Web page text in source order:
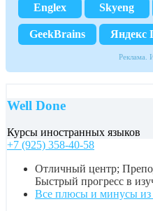
Englex Skyeng
GeekBrains Яндекс
Реклама.
Well Done
Курсы иностранных языков
+7 (925) 358-40-58
Отличный центр;
Быстрый прогресс в
Все плюсы и минусы из